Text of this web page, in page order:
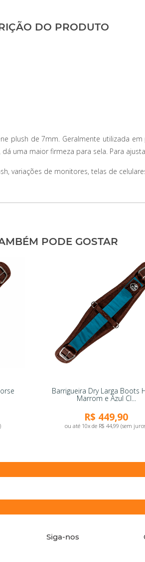
DO PRODUTO
plush de 7mm. Geralmente utilizada
uma maior firmeza para sela. Para
variações de monitores, telas de
PODE GOSTAR
Barrigueira Dry Larga Boots
Marrom e Azul Cl...
R$ 449,90
ou até 10x de R$ 44,99 (sem
Siga-nos